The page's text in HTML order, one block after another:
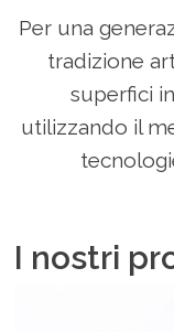
Per una
tradizione
superfici
utilizzando il
I nostri